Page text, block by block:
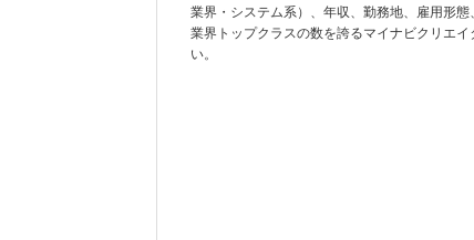
業界・システム系）、年収、勤務地、雇用形
業界トップクラスの数を誇るマイナビクリエ
い。